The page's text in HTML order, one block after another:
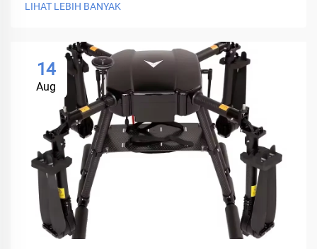
LIHAT LEBIH BANYAK
14
Aug